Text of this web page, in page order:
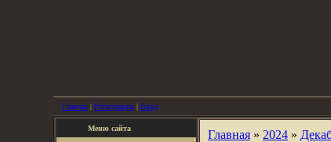
Главная | Регистрация | Вход
Меню сайта Главная » 2024 »